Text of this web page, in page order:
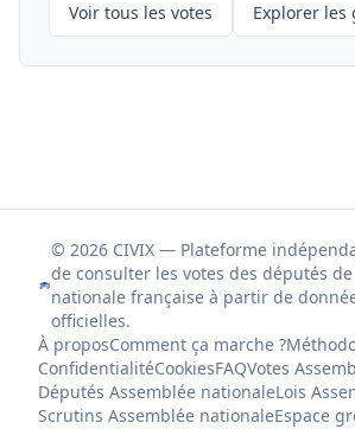
Voir tous les votes Explorer les
© 2026 CIVIX — Plateforme
de consulter les votes des députés
nationale française à partir de
officielles.
À proposComment ça marche ?
ConfidentialitéCookiesFAQVotes
Députés Assemblée nationaleLois
Scrutins Assemblée nationaleEspace